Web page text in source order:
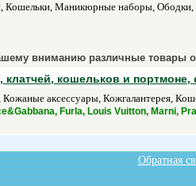
Кошельки, Маникюрные наборы, Ободки,
вниманию различные
клатчей, кошельков и портмоне,
Кожаные аксессуары, Кожгалантерея,
Furla, Louis Vuitton, Marni,
Обратная